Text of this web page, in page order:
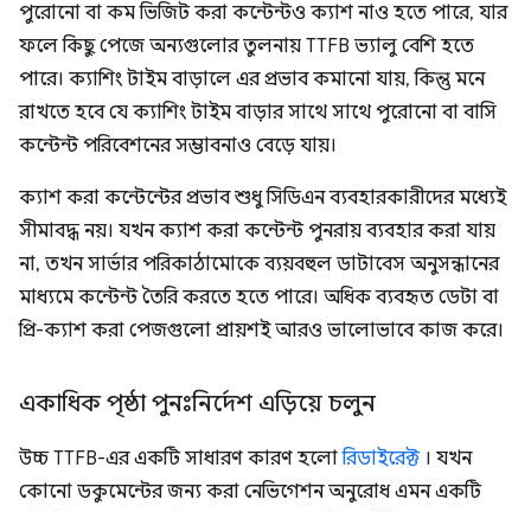
পুরোনো বা কম ভিজিট করা কন্টেন্টও ক্যাশ নাও হতে পারে, যার
ফলে কিছু পেজে অন্যগুলোর তুলনায় TTFB ভ্যালু বেশি হতে
পারে। ক্যাশিং টাইম বাড়ালে এর প্রভাব কমানো যায়, কিন্তু মনে
রাখতে হবে যে ক্যাশিং টাইম বাড়ার সাথে সাথে পুরোনো বা বাসি
কন্টেন্ট পরিবেশনের সম্ভাবনাও বেড়ে যায়।
ক্যাশ করা কন্টেন্টের প্রভাব শুধু সিডিএন ব্যবহারকারীদের মধ্যেই
সীমাবদ্ধ নয়। যখন ক্যাশ করা কন্টেন্ট পুনরায় ব্যবহার করা যায়
না, তখন সার্ভার পরিকাঠামোকে ব্যয়বহুল ডাটাবেস অনুসন্ধানের
মাধ্যমে কন্টেন্ট তৈরি করতে হতে পারে। অধিক ব্যবহৃত ডেটা বা
প্রি-ক্যাশ করা পেজগুলো প্রায়শই আরও ভালোভাবে কাজ করে।
একাধিক পৃষ্ঠা পুনঃনির্দেশ এড়িয়ে চলুন
উচ্চ TTFB-এর একটি সাধারণ কারণ হলোরিডাইরেক্ট । যখন
কোনো ডকুমেন্টের জন্য করা নেভিগেশন অনুরোধ এমন একটি